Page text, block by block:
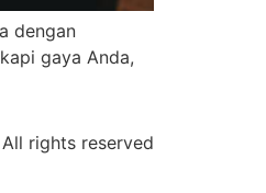
dengan
gaya Anda,
All rights reserved